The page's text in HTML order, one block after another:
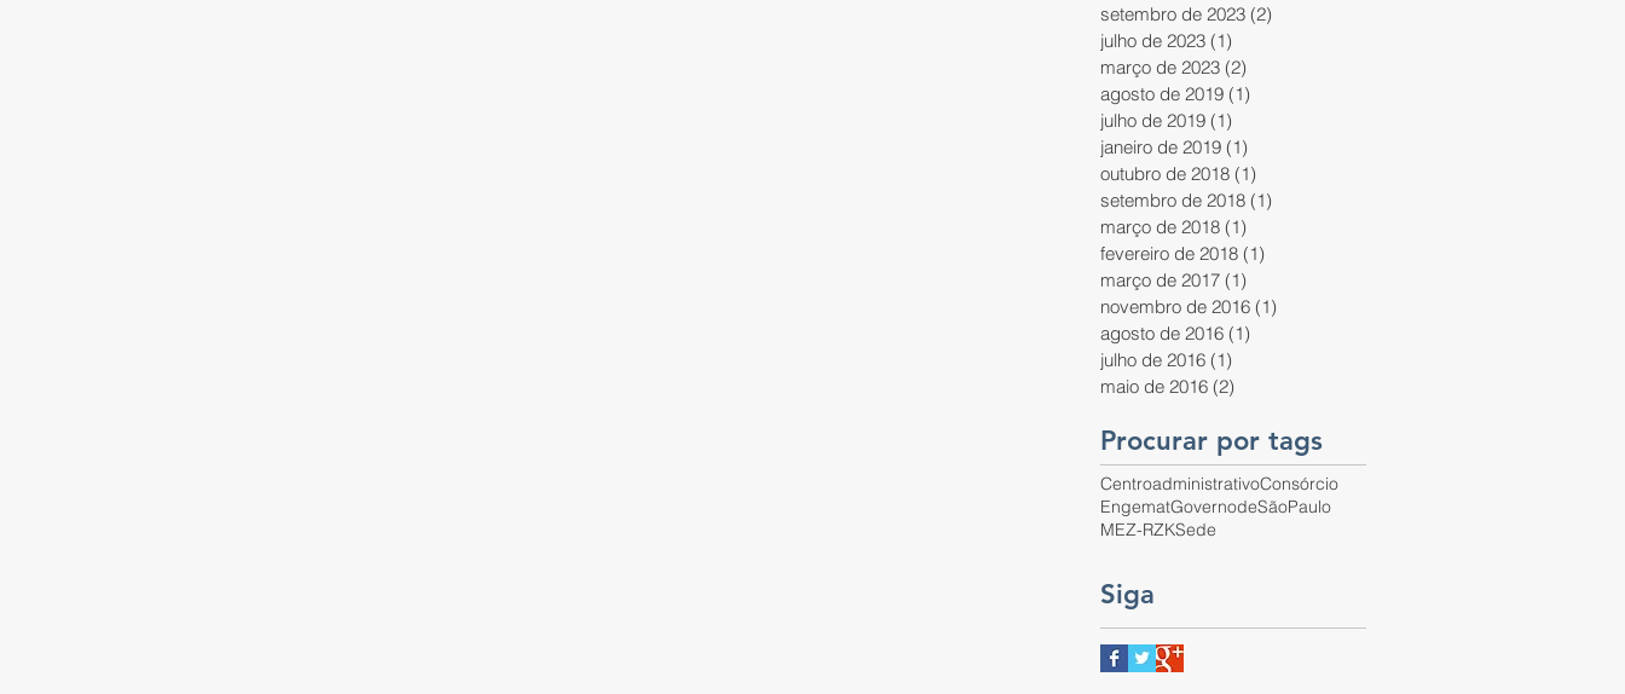
setembro de 2023 (2)
julho de 2023 (1)
março de 2023 (2)
agosto de 2019 (1)
julho de 2019 (1)
janeiro de 2019 (1)
outubro de 2018 (1)
setembro de 2018 (1)
março de 2018 (1)
fevereiro de 2018 (1)
março de 2017 (1)
novembro de 2016 (1)
agosto de 2016 (1)
julho de 2016 (1)
maio de 2016 (2)
Procurar por tags
CentroadministrativoConsórcio
EngematGovernodeSãoPaulo
MEZ-RZKSede
Siga